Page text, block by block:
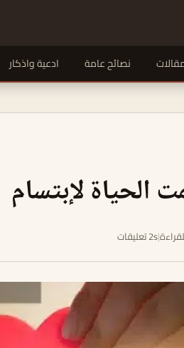
نصائح عامة ادعية واذكار
الحياة لإبتسام
|2s تعليقات